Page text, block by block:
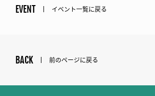
EVENT イベント一覧に戻る
BACK 前のページに戻る